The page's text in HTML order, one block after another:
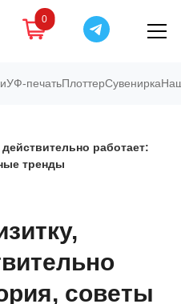
0
УФ-печатьПлоттерСувенирка
работает:
тренды
советы